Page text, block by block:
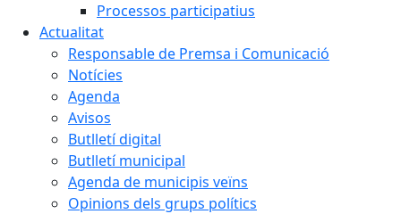
Processos participatius
Actualitat
Responsable de Premsa i Comunicació
Notícies
Agenda
Avisos
Butlletí digital
Butlletí municipal
Agenda de municipis veïns
Opinions dels grups polítics